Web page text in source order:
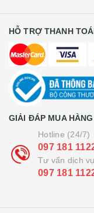
HỖ TRỢ THANH
GIẢI ĐÁP MUA HÀNG
Hotline (24/7)
097 181
Tư vấn dịch
097 181